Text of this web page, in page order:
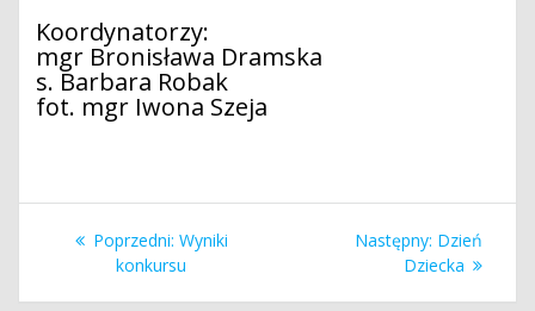
Koordynatorzy:
mgr Bronisława Dramska
s. Barbara Robak
fot. mgr Iwona Szeja
Nawigacja
wpisu
Poprzedni: Poprzedni
wpis:
Wyniki
konkursu
Następny: Następny
wpis:
Dzień
Dziecka